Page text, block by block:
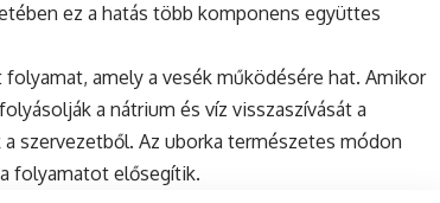
ez a hatás több komponens együttes
amely a vesék működésére hat. Amikor
a nátrium és víz visszaszívását a
szervezetből. Az uborka természetes módon
folyamatot elősegítik.